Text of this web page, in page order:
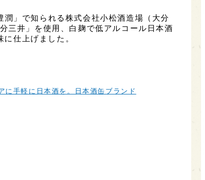
」で知られる株式会社小松酒造場（大分
三井」を使用、白麹で低アルコール日本酒
仕上げました。
に手軽に日本酒を。日本酒缶ブランド